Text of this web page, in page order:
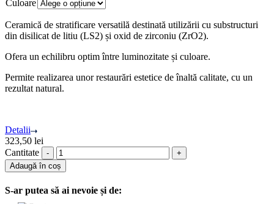
Culoare
Ceramică de stratificare versatilă destinată utilizării cu substructuri
din disilicat de litiu (LS2) și oxid de zirconiu (ZrO2).
Ofera un echilibru optim între luminozitate și culoare.
Permite realizarea unor restaurări estetice de înaltă calitate, cu un
rezultat natural.
Detalii
323,50 lei
Cantitate
Adaugă în coș
S-ar putea să ai nevoie și de: